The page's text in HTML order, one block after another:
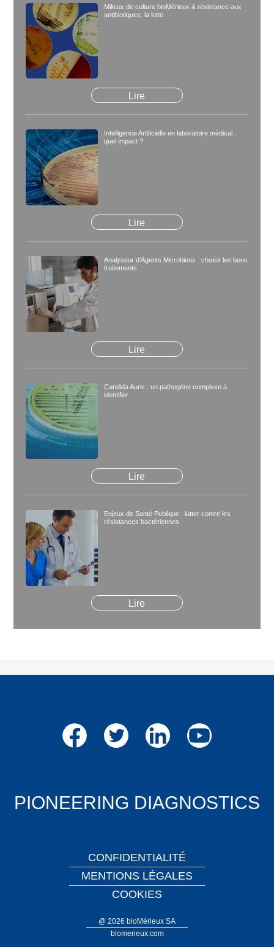
Milieux de culture bioMérieux & résistance aux
antibiotiques: la lutte
Lire
Intelligence Artificielle en laboratoire médical :
quel impact ?
Lire
Analyseur d’Agents Microbiens : choisir les bons
traitements
Lire
Candida Auris : un pathogène complexe à
identifier
Lire
Enjeux de Santé Publique : lutter contre les
résistances bactériennes
Lire
Facebook Twitter LinkedIn Youtube
PIONEERING DIAGNOSTICS
@ 2026 bioMérieux SA
biomerieux.com
CONFIDENTIALITÉ
MENTIONS LÉGALES
COOKIES